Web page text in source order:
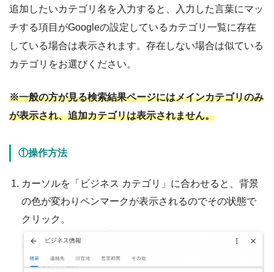
追加したいカテゴリ名を入力すると、入力した言葉にマッ
チする項目がGoogleの設定しているカテゴリ一覧に存在
している場合は表示されます。存在しない場合は似ている
カテゴリをお選びください。
※一般の方が見る検索結果ページにはメインカテゴリのみ
が表示され、追加カテゴリは表示されません。
①操作方法
カーソルを「ビジネス カテゴリ」に合わせると、背景
の色が変わりペンマークが表示されるのでその状態で
クリック。